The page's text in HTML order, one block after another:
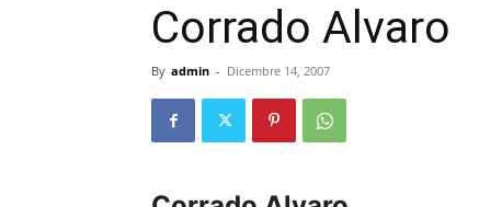
Corrado Alvaro
By admin - Dicembre 14, 2007